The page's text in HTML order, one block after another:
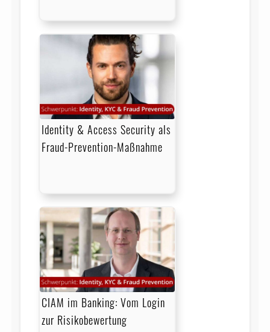
Identity & Access Security als
Fraud-Prevention-Maßnahme
CIAM im Banking: Vom Login
zur Risikobewertung